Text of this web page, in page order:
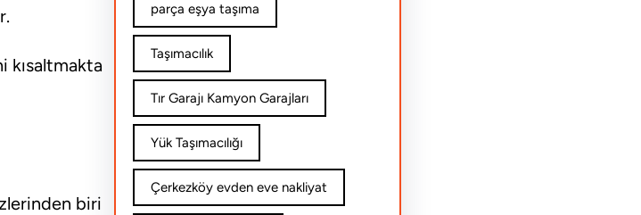
kısaltmakta
biri
parça eşya taşıma
Taşımacılık
Tır Garajı Kamyon Garajları
Yük Taşımacılığı
Çerkezköy evden eve nakliyat